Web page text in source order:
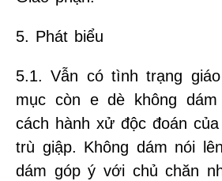
5. Phát biểu
5.1. Vẫn có tình trạng
mục còn e dè không
cách hành xử độc đoán
trù giập. Không dám nói
dám góp ý với chủ chăn